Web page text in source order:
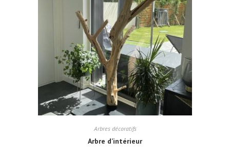
Arbres décoratifs
Arbre d’intérieur